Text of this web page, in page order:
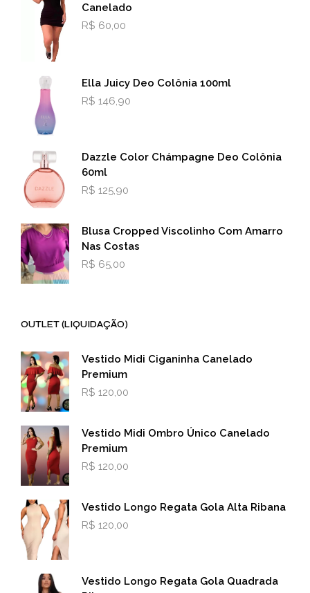
Canelado
R$ 60,00
Ella Juicy Deo Colônia 100ml
R$ 146,90
Dazzle Color Chámpagne Deo Colônia
60ml
R$ 125,90
Blusa Cropped Viscolinho Com Amarro
Nas Costas
R$ 65,00
OUTLET (LIQUIDAÇÃO)
Vestido Midi Ciganinha Canelado
Premium
R$ 120,00
Vestido Midi Ombro Único Canelado
Premium
R$ 120,00
Vestido Longo Regata Gola Alta Ribana
R$ 120,00
Vestido Longo Regata Gola Quadrada